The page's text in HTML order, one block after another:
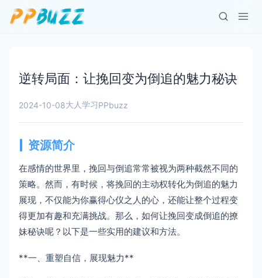
逆转局面：让挽回变为倒追的魅力秘诀
2024-10-08大人学习PPbuzz
资源简介
在感情的世界里，挽回与倒追常常被视为两种截然不同的
策略。然而，有时候，将挽回的主动权转化为倒追的魅力
展现，不仅能为你赢得心仪之人的心，还能让整个过程变
得更加有趣和充满挑战。那么，如何让挽回变成倒追的撩
妹秘诀呢？以下是一些实用的建议和方法。
**一、重塑自信，展现魅力**